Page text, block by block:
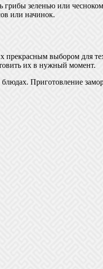
зеленью или чесноком
или начинок.
прекрасным выбором для
их в нужный момент.
блюдах. Приготовление